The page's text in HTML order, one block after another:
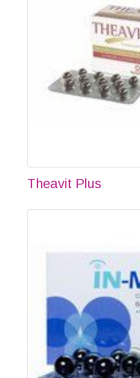
Theavit Plus